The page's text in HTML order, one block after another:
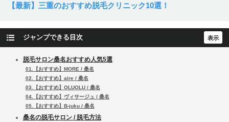
【最新】三重のおすすめ脱毛クリニック10選！
ジャンプできる目次
脱毛サロン桑名おすすめ人気5選
01.【おすすめ】MORE / 桑名
02.【おすすめ】aire / 桑名
03.【おすすめ】OLUOLU / 桑名
04.【おすすめ】ヴィサージュ / 桑名
05.【おすすめ】B-juku / 桑名
桑名の脱毛サロン / 脱毛方法